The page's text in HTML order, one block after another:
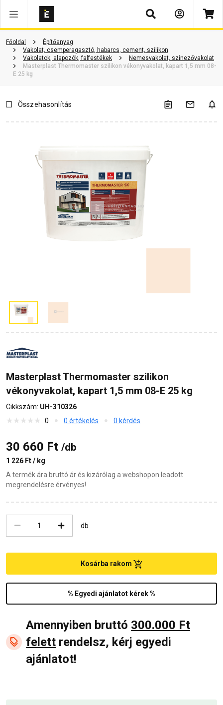
Keresés
Főoldal
Építőanyag
Vakolat, csemperagasztó, habarcs, cement, szilikon
Vakolatok, alapozók, falfestékek
Nemesvakolat, színezővakolat
Masterplast Thermomaster szilikon vékonyvakolat, kapart 1,5 mm 08-
E 25 kg
Vásárlói vélemények Kérdések és válaszok Kapcsolódó cikkek
Összehasonlítás
Masterplast Thermomaster szilikon
vékonyvakolat, kapart 1,5 mm 08-E 25 kg
Cikkszám: UH-310326
0
0 értékelés 0 kérdés
30 660 Ft /db
1 226 Ft / kg
A termék ára bruttó ár és kizárólag a webshopon leadott
megrendelésre érvényes!
db
% Egyedi ajánlatot kérek %
Kosárba rakom
Amennyiben bruttó 300.000 Ft
felett rendelsz, kérj egyedi
ajánlatot!